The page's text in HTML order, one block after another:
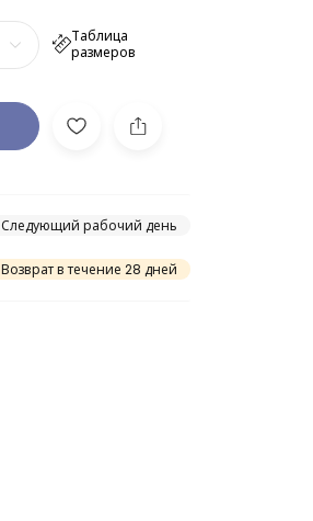
Таблица
размеров
Следующий рабочий день
Возврат в течение 28 дней